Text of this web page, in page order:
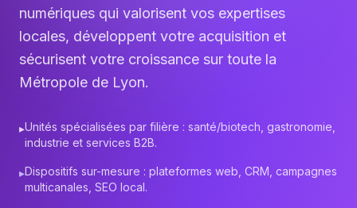
numériques qui valorisent vos expertises
locales, développent votre acquisition et
sécurisent votre croissance sur toute la
Métropole de Lyon.
▸Unités spécialisées par filière : santé/biotech, gastronomie,
industrie et services B2B.
▸Dispositifs sur-mesure : plateformes web, CRM, campagnes
multicanales, SEO local.